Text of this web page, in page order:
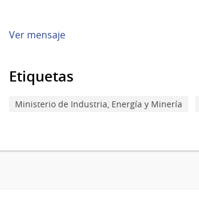
Ver mensaje
Etiquetas
Ministerio de Industria, Energía y Minería